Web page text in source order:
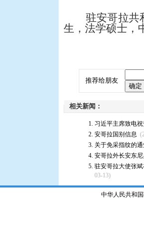
驻安哥拉共和
生，法学硕士，
推荐给朋友
相关新闻：
习近平主席致电
安哥拉国别信息
关于免采指纹的
安哥拉外长安东
驻安哥拉大使张
03-13)
中华人民共和